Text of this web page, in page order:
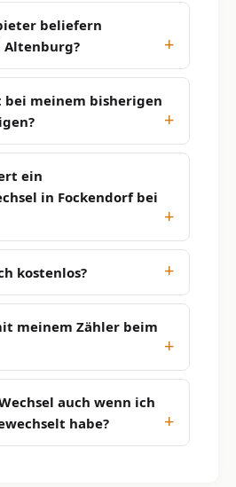
beliefern
Altenburg?
bei meinem bisherigen
ein
in Fockendorf bei
kostenlos?
meinem Zähler beim
auch wenn ich
habe?